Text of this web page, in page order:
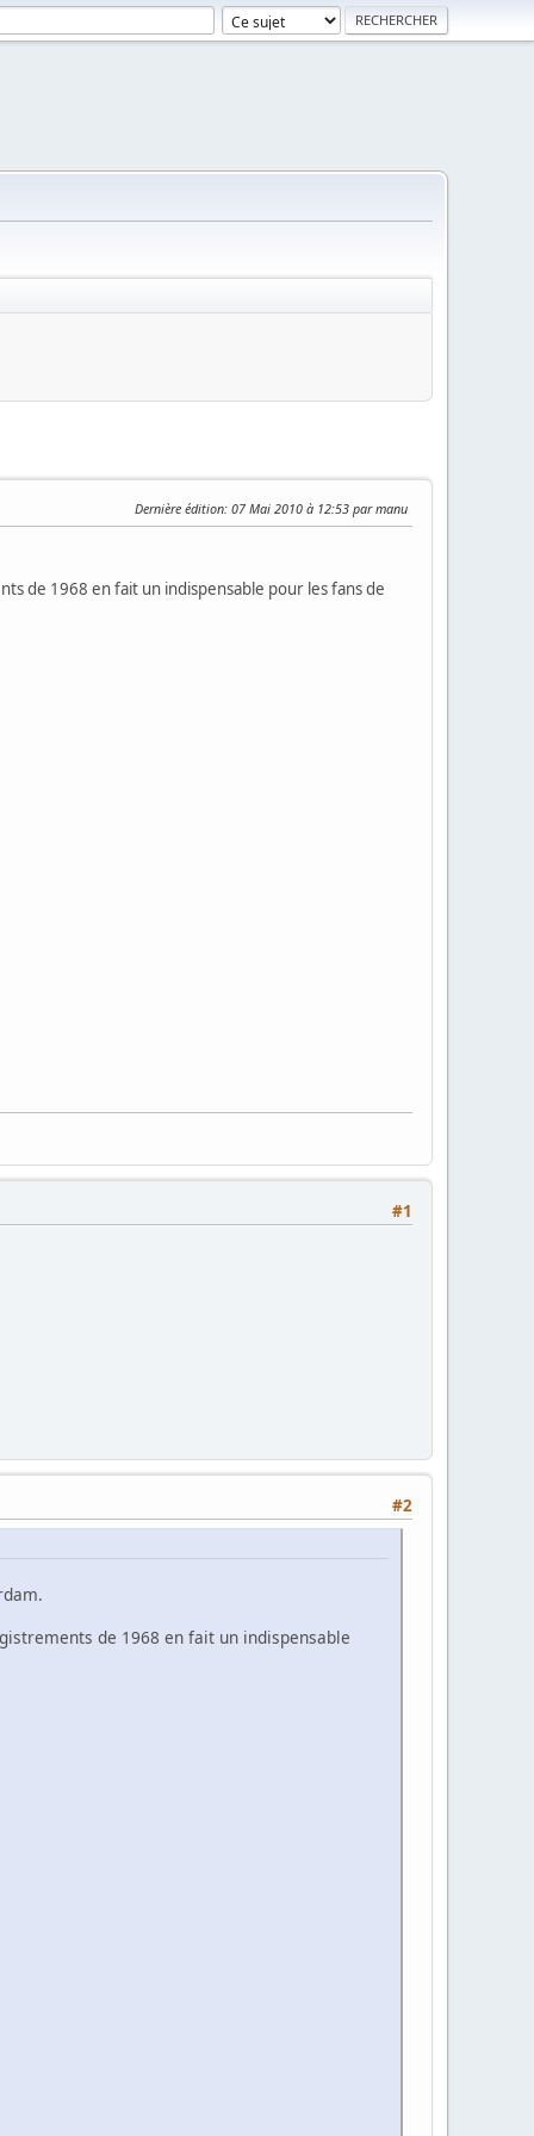
Dernière édition: 07 Mai 2010 à 12:53 par manu
de 1968 en fait un indispensable pour les fans de
#1
#2
de 1968 en fait un indispensable